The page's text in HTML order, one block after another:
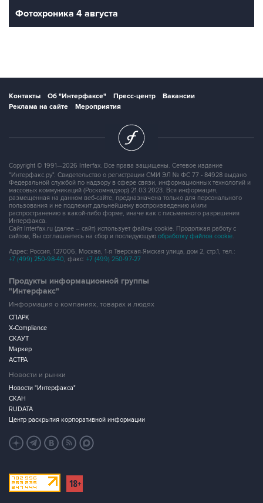
Фотохроника 4 августа
Контакты Об "Интерфаксе" Пресс-центр
Вакансии
Реклама на сайте
Мероприятия
Copyright © 1991—2026 Interfax. Все права защищены. Сетевое издание
"Интерфакс.ру". Свидетельство о регистрации СМИ ЭЛ № ФС 77 - 84928 выдано
Федеральной службой по надзору в сфере связи, информационных технологий и
массовых коммуникаций (Роскомнадзор) 21.03.2023. Вся информация,
размещенная на данном веб-сайте, предназначена только для персонального
пользования и не подлежит дальнейшему воспроизведению и/или
распространению в какой-либо форме, иначе как с письменного разрешения
Интерфакса.
Сайт Interfax.ru (далее – сайт) использует файлы cookie. Продолжая работу с
сайтом, Вы соглашаетесь на сбор и последующую обработку файлов cookie.
Адрес: Россия, 127006, Москва, 1-я Тверская-Ямская улица, дом 2, стр.1, тел.:
+7 (499) 250-98-40, факс: +7 (499) 250-97-27
Продукты информационной группы
"Интерфакс"
Информация о компаниях, товарах и людях
СПАРК
X-Compliance
СКАУТ
Маркер
АСТРА
Новости и рынки
Новости "Интерфакса"
СКАН
RUDATA
Центр раскрытия корпоративной информации